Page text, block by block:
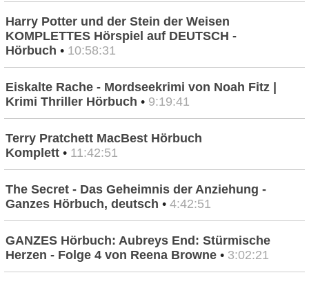
Harry Potter und der Stein der Weisen
KOMPLETTES Hörspiel auf DEUTSCH -
Hörbuch • 10:58:31
Eiskalte Rache - Mordseekrimi von Noah Fitz |
Krimi Thriller Hörbuch • 9:19:41
Terry Pratchett MacBest Hörbuch
Komplett • 11:42:51
The Secret - Das Geheimnis der Anziehung -
Ganzes Hörbuch, deutsch • 4:42:51
GANZES Hörbuch: Aubreys End: Stürmische
Herzen - Folge 4 von Reena Browne • 3:02:21